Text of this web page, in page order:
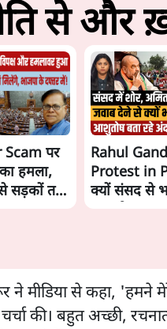
से और
पर
हमला,
सड़कों तक
Rahul
Protest in
क्यों संसद से
मीडिया से कहा, 'हमने मेरे
की। बहुत अच्छी,